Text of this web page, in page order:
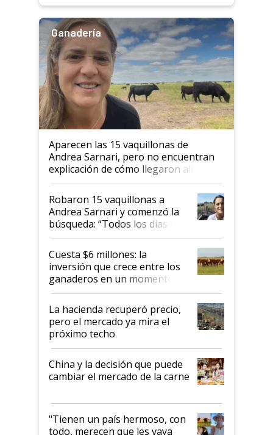
Ganadería
Aparecen las 15 vaquillonas de
Andrea Sarnari, pero no encuentran
explicación de cómo llegaron allí
Robaron 15 vaquillonas a
Andrea Sarnari y comenzó la
búsqueda: “Todos los días le
toca a algún productor”
Cuesta $6 millones: la
inversión que crece entre los
ganaderos en un momento
histórico para la actividad
La hacienda recuperó precio,
pero el mercado ya mira el
próximo techo
China y la decisión que puede
cambiar el mercado de la carne
"Tienen un país hermoso, con
todo, merecen que les vaya